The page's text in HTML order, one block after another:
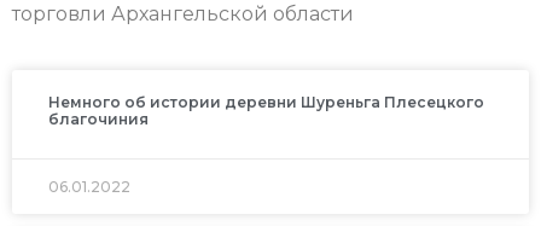
торговли Архангельской области
Немного об истории деревни Шуреньга Плесецкого
благочиния
06.01.2022